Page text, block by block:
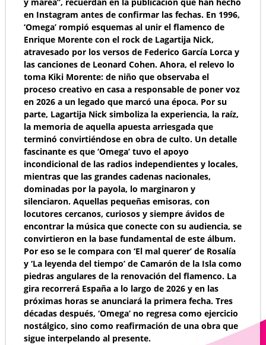
en Instagram antes de confirmar las fechas. En 1996,
‘Omega’ rompió esquemas al unir el flamenco de
Enrique Morente con el rock de Lagartija Nick,
atravesado por los versos de Federico García Lorca y
las canciones de Leonard Cohen. Ahora, el relevo lo
toma Kiki Morente: de niño que observaba el
proceso creativo en casa a responsable de poner voz
en 2026 a un legado que marcó una época. Por su
parte, Lagartija Nick simboliza la experiencia, la raíz,
la memoria de aquella apuesta arriesgada que
terminó convirtiéndose en obra de culto. Un detalle
fascinante es que ‘Omega’ tuvo el apoyo
incondicional de las radios independientes y locales,
mientras que las grandes cadenas nacionales,
dominadas por la payola, lo marginaron y
silenciaron. Aquellas pequeñas emisoras, con
locutores cercanos, curiosos y siempre ávidos de
encontrar la música que conecte con su audiencia, se
convirtieron en la base fundamental de este álbum.
Por eso se le compara con ‘El mal querer’ de Rosalía
y ‘La leyenda del tiempo’ de Camarón de la Isla como
piedras angulares de la renovación del flamenco. La
gira recorrerá España a lo largo de 2026 y en las
próximas horas se anunciará la primera fecha. Tres
décadas después, ‘Omega’ no regresa como ejercicio
nostálgico, sino como reafirmación de una obra que
sigue interpelando al presente.